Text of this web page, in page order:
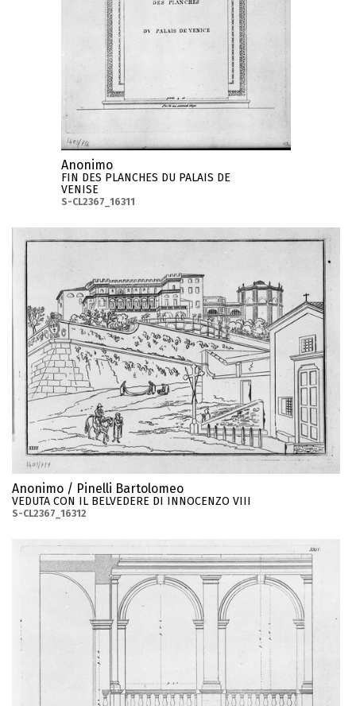
Anonimo
FIN DES PLANCHES DU PALAIS DE
VENISE
S-CL2367_16311
Anonimo / Pinelli Bartolomeo
VEDUTA CON IL BELVEDERE DI INNOCENZO VIII
S-CL2367_16312